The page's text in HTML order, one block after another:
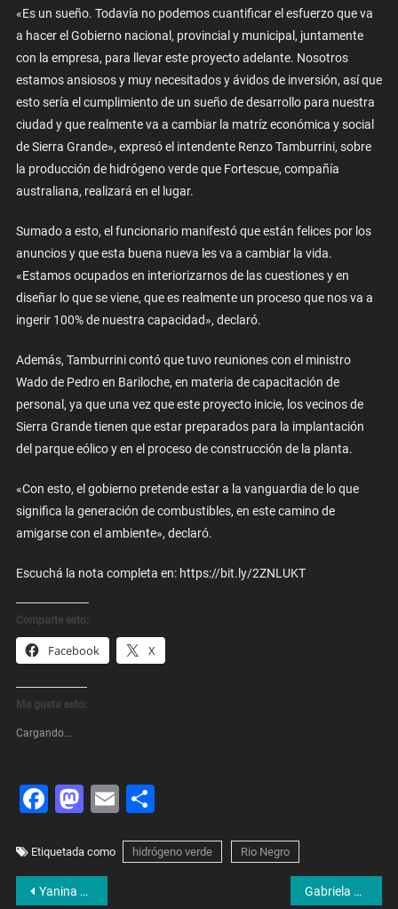
«Es un sueño. Todavía no podemos cuantificar el esfuerzo que va
a hacer el Gobierno nacional, provincial y municipal, juntamente
con la empresa, para llevar este proyecto adelante. Nosotros
estamos ansiosos y muy necesitados y ávidos de inversión, así que
esto sería el cumplimiento de un sueño de desarrollo para nuestra
ciudad y que realmente va a cambiar la matríz económica y social
de Sierra Grande», expresó el intendente Renzo Tamburrini, sobre
la producción de hidrógeno verde que Fortescue, compañía
australiana, realizará en el lugar.
Sumado a esto, el funcionario manifestó que están felices por los
anuncios y que esta buena nueva les va a cambiar la vida.
«Estamos ocupados en interiorizarnos de las cuestiones y en
diseñar lo que se viene, que es realmente un proceso que nos va a
ingerir 100% de nuestra capacidad», declaró.
Además, Tamburrini contó que tuvo reuniones con el ministro
Wado de Pedro en Bariloche, en materia de capacitación de
personal, ya que una vez que este proyecto inicie, los vecinos de
Sierra Grande tienen que estar preparados para la implantación
del parque eólico y en el proceso de construcción de la planta.
«Con esto, el gobierno pretende estar a la vanguardia de lo que
significa la generación de combustibles, en este camino de
amigarse con el ambiente», declaró.
Escuchá la nota completa en: https://bit.ly/2ZNLUKT
Comparte esto:
Facebook X
Me gusta esto:
Cargando...
Facebook
Mastodon
Email
Etiquetada como hidrógeno verde Rio Negro
Navegación
Yanina Busquet: «La actividad metalúrgica está aumentando a nivel nacional» Gabriela Estévez: «La comunicación es manejada por tres o cuatro medios que ocultan todo lo que el Gobierno nacional hace en Córdoba»